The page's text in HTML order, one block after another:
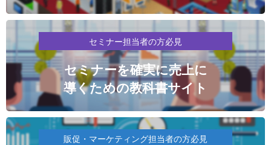
セミナー担当者の方必見
セミナーを確実に売上に
導くための教科書サイト
販促・マーケティング担当者の方必見